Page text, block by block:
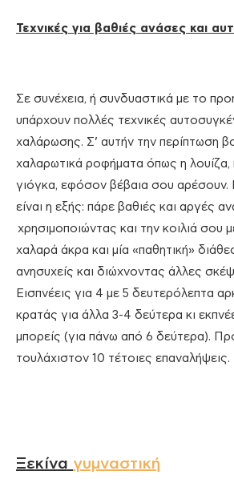
Τεχνικές για βαθιές ανάσες και
Σε συνέχεια, ή συνδυαστικά με το
υπάρχουν πολλές τεχνικές
χαλάρωσης. Σ’ αυτήν την περίπτωση
χαλαρωτικά ροφήματα όπως η λουίζα,
γιόγκα, εφόσον βέβαια σου αρέσουν.
είναι η εξής: πάρε βαθιές και αργές
χρησιμοποιώντας και την κοιλιά σου
χαλαρά άκρα και μία «παθητική»
ανησυχείς και διώχνοντας άλλες
Εισπνέεις για 4 με 5 δευτερόλεπτα
κρατάς για άλλα 3-4 δεύτερα κι
μπορείς (για πάνω από 6 δεύτερα).
τουλάχιστον 10 τέτοιες επαναλήψεις.
Ξεκίνα γυμναστική